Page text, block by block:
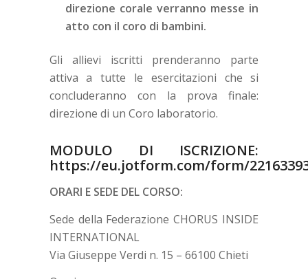
direzione corale verranno messe in
atto con il coro di bambini.
Gli allievi iscritti prenderanno parte
attiva a tutte le esercitazioni che si
concluderanno con la prova finale:
direzione di un Coro laboratorio.
MODULO DI ISCRIZIONE:
https://eu.jotform.com/form/
ORARI E SEDE DEL CORSO:
Sede della Federazione CHORUS INSIDE
INTERNATIONAL
Via Giuseppe Verdi n. 15 – 66100 Chieti